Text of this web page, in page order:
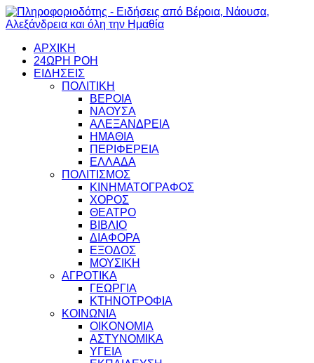
ΑΡΧΙΚΗ
24ΩΡΗ ΡΟΗ
ΕΙΔΗΣΕΙΣ
ΠΟΛΙΤΙΚΗ
ΒΕΡΟΙΑ
ΝΑΟΥΣΑ
ΑΛΕΞΑΝΔΡΕΙΑ
ΗΜΑΘΙΑ
ΠΕΡΙΦΕΡΕΙΑ
ΕΛΛΑΔΑ
ΠΟΛΙΤΙΣΜΟΣ
ΚΙΝΗΜΑΤΟΓΡΑΦΟΣ
ΧΟΡΟΣ
ΘΕΑΤΡΟ
ΒΙΒΛΙΟ
ΔΙΑΦΟΡΑ
ΕΞΟΔΟΣ
ΜΟΥΣΙΚΗ
ΑΓΡΟΤΙΚΑ
ΓΕΩΡΓΙΑ
ΚΤΗΝΟΤΡΟΦΙΑ
ΚΟΙΝΩΝΙΑ
ΟΙΚΟΝΟΜΙΑ
ΑΣΤΥΝΟΜΙΚΑ
ΥΓΕΙΑ